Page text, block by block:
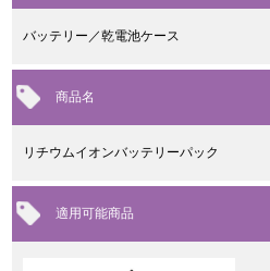
バッテリー／乾電池ケース
商品名
リチウムイオンバッテリーパック
適用可能商品